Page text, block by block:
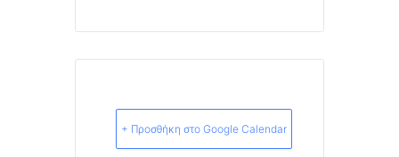
+ Προσθήκη στο Google Calendar